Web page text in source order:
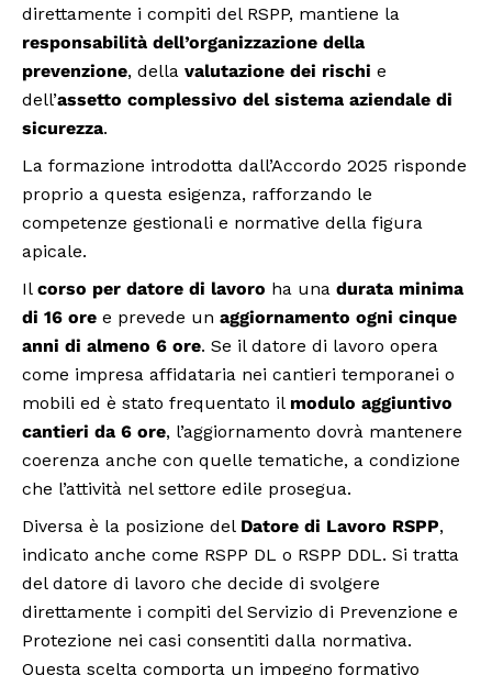
direttamente i compiti del RSPP, mantiene la
responsabilità dell’organizzazione della
prevenzione, della valutazione dei rischi e
dell’assetto complessivo del sistema aziendale di
sicurezza.
La formazione introdotta dall’Accordo 2025 risponde
proprio a questa esigenza, rafforzando le
competenze gestionali e normative della figura
apicale.
Il corso per datore di lavoro ha una durata minima
di 16 ore e prevede un aggiornamento ogni cinque
anni di almeno 6 ore. Se il datore di lavoro opera
come impresa affidataria nei cantieri temporanei o
mobili ed è stato frequentato il modulo aggiuntivo
cantieri da 6 ore, l’aggiornamento dovrà mantenere
coerenza anche con quelle tematiche, a condizione
che l’attività nel settore edile prosegua.
Diversa è la posizione del Datore di Lavoro RSPP,
indicato anche come RSPP DL o RSPP DDL. Si tratta
del datore di lavoro che decide di svolgere
direttamente i compiti del Servizio di Prevenzione e
Protezione nei casi consentiti dalla normativa.
Questa scelta comporta un impegno formativo